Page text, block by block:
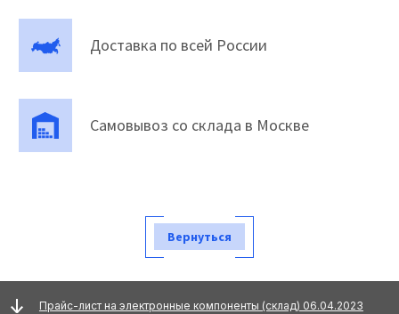
Доставка по всей России
Самовывоз со склада в Москве
Вернуться
Прайс-лист на электронные компоненты (склад) 06.04.2023